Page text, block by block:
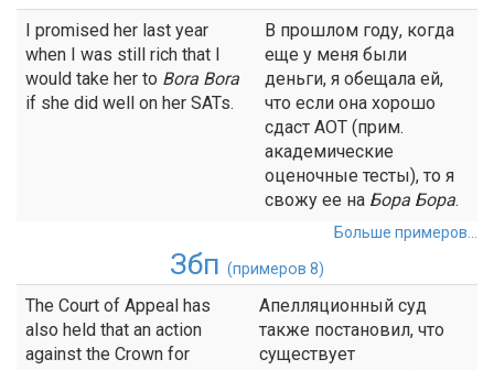
I promised her last year
when I was still rich that I
would take her to Bora Bora
if she did well on her SATs.
В прошлом году, когда
еще у меня были
деньги, я обещала ей,
что если она хорошо
сдаст АОТ (прим.
академические
оценочные тесты), то я
свожу ее на Бора Бора.
Больше примеров...
Збп (примеров 8)
The Court of Appeal has
also held that an action
against the Crown for
Апелляционный суд
также постановил, что
существует